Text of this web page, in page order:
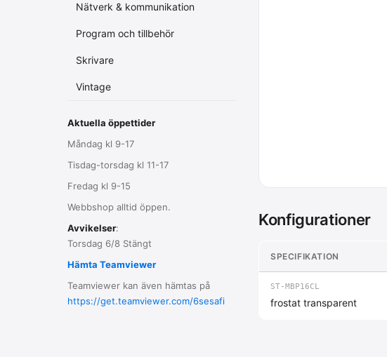
Nätverk & kommunikation
Program och tillbehör
Skrivare
Vintage
Aktuella öppettider
Måndag kl 9-17
Tisdag-torsdag kl 11-17
Fredag kl 9-15
Webbshop alltid öppen.
Avvikelser:
Torsdag 6/8 Stängt
Hämta Teamviewer
Teamviewer kan även hämtas på
https://get.teamviewer.com/6sesafi
Konfigurationer
SPECIFIKATION
ST-MBP16CL
frostat transparent